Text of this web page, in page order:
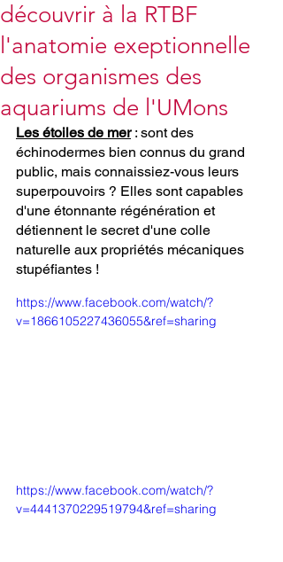
découvrir à la RTBF
l'anatomie exeptionnelle
des organismes des
aquariums de l'UMons
Les étoiles de mer : sont des
échinodermes bien connus du grand
public, mais connaissiez-vous leurs
superpouvoirs ? Elles sont capables
d'une étonnante régénération et
détiennent le secret d'une colle
naturelle aux propriétés mécaniques
stupéfiantes !
https://www.facebook.com/watch/?
v=1866105227436055&ref=sharing
https://www.facebook.com/watch/?
v=4441370229519794&ref=sharing